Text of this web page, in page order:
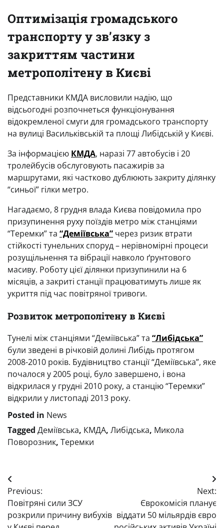
Оптимізація громадського
транспорту у зв’язку з
закриттям частини
метрополітену в Києві
Представники КМДА висловили надію, що
відсьогодні розпочнеться функціонування
відокремленої смуги для громадського транспорту
на вулиці Васильківській та площі Либідській у Києві.
За інформацією КМДА, наразі 77 автобусів і 20
тролейбусів обслуговують пасажирів за
маршрутами, які частково дублюють закриту ділянку
“синьої” гілки метро.
Нагадаємо, 8 грудня влада Києва повідомила про
призупинення руху поїздів метро між станціями
“Теремки” та “Деміївська” через ризик втрати
стійкості тунельних споруд – нерівномірні процеси
розущільнення та вібрації навколо ґрунтового
масиву. Роботу цієї ділянки призупинили на 6
місяців, а закриті станції працюватимуть лише як
укриття під час повітряної тривоги.
Розвиток метрополітену в Києві
Тунелі між станціями “Деміївська” та “Либідська”
були зведені в річковій долині Либідь протягом
2008-2010 років. Будівництво станції “Деміївська”, яке
почалося у 2005 році, було завершено, і вона
відкрилася у грудні 2010 року, а станцію “Теремки”
відкрили у листопаді 2013 року.
Posted in News
Tagged Деміївська, КМДА, Либідська, Микола
Поворозник, Теремки
Post
navigation
Previous:
Повітряні сили ЗСУ
розкрили причину вибухів
Next:
Єврокомісія планує
віддати 50 мільярдів євро